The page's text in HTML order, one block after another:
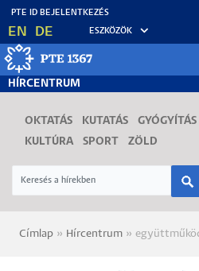
Ugrás
tartalomra
EN DE ESZKÖZÖK
HÍRCENTRUM
OKTATÁS KUTATÁS GYÓGYÍTÁS
KULTÚRA
SPORT ZÖLD
Morzsa
Címlap Hírcentrum